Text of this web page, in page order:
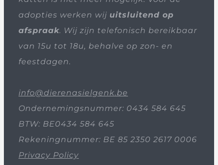
adopties werken wij uitsluitend op
afspraak. Wij zijn telefonisch bereikbaar
van 15u tot 18u, behalve op zon- en
feestdagen.
info@dierenasielgenk.be
Ondernemingsnummer: 0434 584 645
BTW: BE0434 584 645
Rekeningnummer: BE 85 2350 2617 0006
Privacy Policy